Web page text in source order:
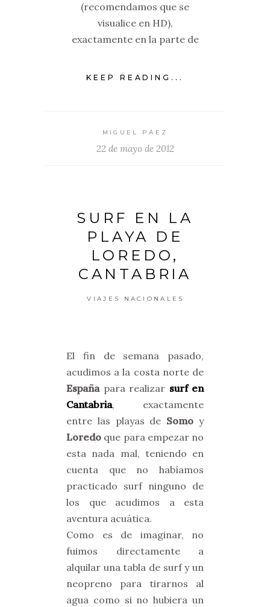
(recomendamos que se
visualice en HD),
exactamente en la parte de
KEEP READING...
MIGUEL PÁEZ
22 de mayo de 2012
SURF EN LA
PLAYA DE
LOREDO,
CANTABRIA
VIAJES NACIONALES
El fin de semana pasado,
acudimos a la costa norte de
Españapara realizar surf en
Cantabria, exactamente
entre las playas de Somo y
Loredo que para empezar no
esta nada mal, teniendo en
cuenta que no habíamos
practicado surf ninguno de
los que acudimos a esta
aventura acuática.
Como es de imaginar, no
fuimos directamente a
alquilar una tabla de surf y un
neopreno para tirarnos al
agua como si no hubiera un